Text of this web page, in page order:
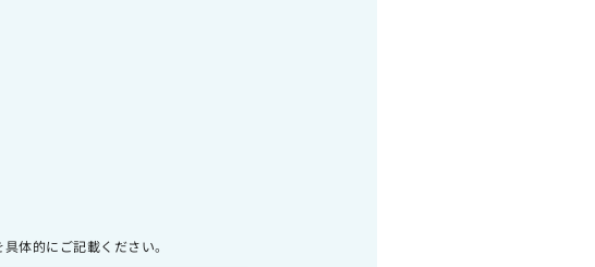
体的にご記載ください。